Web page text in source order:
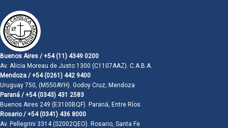
Buenos Aires / +54 (11) 4349 0200
Av. Alicia Moreau de Justo 1300 (C1107AAZ). C.A.B.A.
Mendoza / +54 (0261) 442 9400
Uruguay 750, (M550AYH). Godoy Cruz, Mendoza
Paraná / +54 (0343) 431 2583
Buenos Aires 249 (E3100BQF). Paraná, Entre Ríos
Rosario / +54 (0341) 436 8000
Av. Pellegrini 3314 (S2002QEO). Rosario, Santa Fe